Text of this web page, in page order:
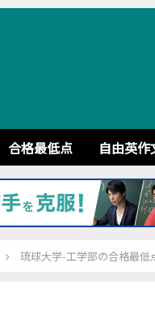
合格最低点 自由英作
琉球大学-工学部の合格最低